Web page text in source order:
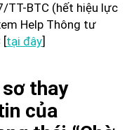
TT-BTC (hết hiệu lực
Help Thông tư
[tại đây]
thay
của